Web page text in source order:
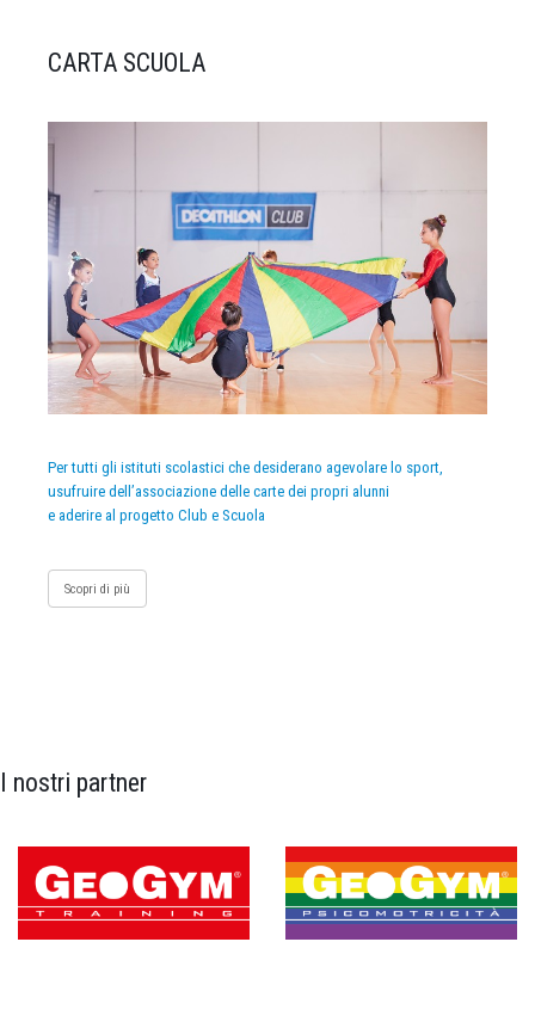
CARTA SCUOLA
Per tutti gli istituti scolastici che desiderano agevolare lo sport,
usufruire dell’associazione delle carte dei propri alunni
e aderire al progetto Club e Scuola
Scopri di più
I nostri partner